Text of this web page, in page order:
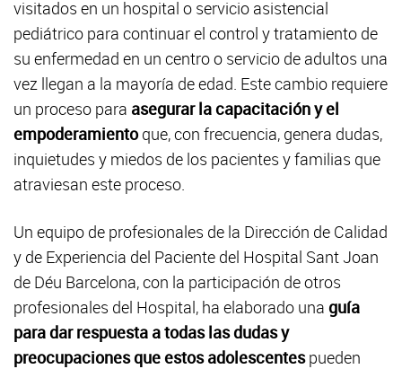
visitados en un hospital o servicio asistencial
pediátrico para continuar el control y tratamiento de
su enfermedad en un centro o servicio de adultos una
vez llegan a la mayoría de edad. Este cambio requiere
un proceso para asegurar la capacitación y el
empoderamientoque, con frecuencia, genera dudas,
inquietudes y miedos de los pacientes y familias que
atraviesan este proceso.
Un equipo de profesionales de la Dirección de Calidad
y de Experiencia del Paciente del Hospital Sant Joan
de Déu Barcelona, con la participación de otros
profesionales del Hospital, ha elaborado una guía
para dar respuesta a todas las dudas y
preocupaciones que estos adolescentespueden